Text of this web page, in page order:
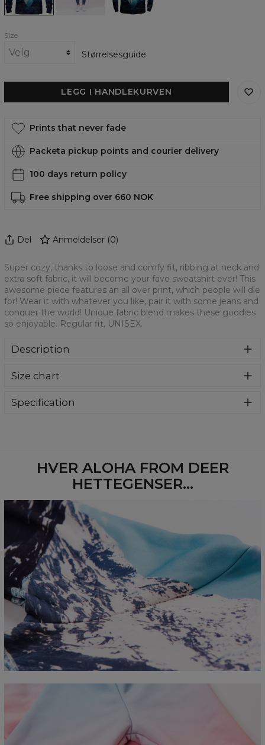
Size
Størrelsesguide
LEGG I HANDLEKURVEN
Prints that never fade
Packeta pickup points and courier delivery
100 days return policy
Free shipping over 660 NOK
Del Anmeldelser (0)
Super cozy, thanks to loose and comfy fit, ribbing at neck and
extra soft fabric, it will become your fave sweatshirt ever! This
awesome piece features an all over print, which people will die
for! Wear it with whatever you like, pair it with some jeans and
conquer the world! Unique fabric blend makes these goodies
so enjoyable. Regular fit, UNISEX.
Description
bawełny i poliestru z wysokiej jakości nadrukiem z przodu i
długie rękawy. Trwałe, wzmocnione szwy są kolorowe, aby
Size chart
Measured flat
CM
XS S M L XL 2XL 3XL
4XL
A - Length
67 68 69 70 71 73 75
78
B - Chest width
50 56 58 60 63
66
C - Sleeve length
63 64 66 67 68 69
Specification
HVER ALOHA FROM DEER
HETTEGENSER...